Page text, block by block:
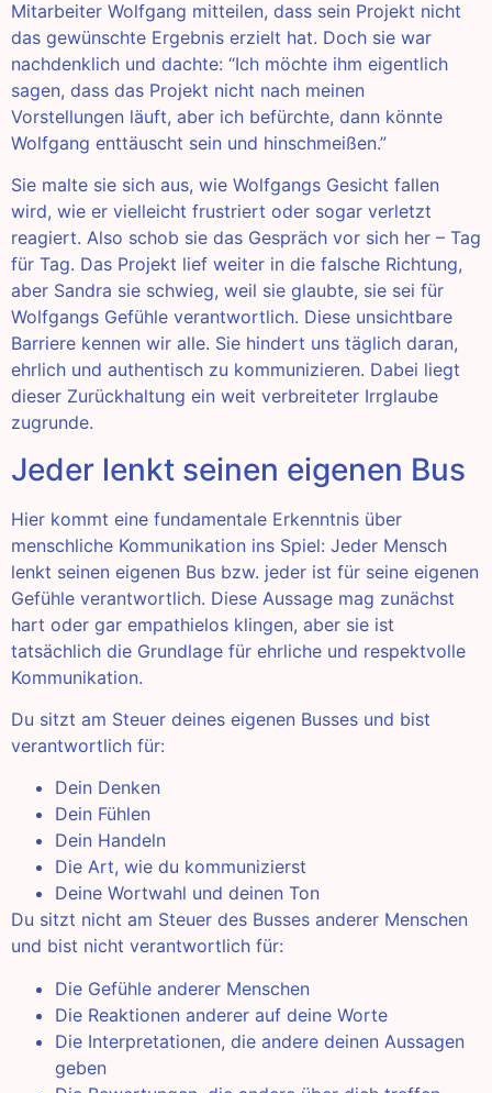
Mitarbeiter Wolfgang mitteilen, dass sein Projekt nicht
das gewünschte Ergebnis erzielt hat. Doch sie war
nachdenklich und dachte: “Ich möchte ihm eigentlich
sagen, dass das Projekt nicht nach meinen
Vorstellungen läuft, aber ich befürchte, dann könnte
Wolfgang enttäuscht sein und hinschmeißen.”
Sie malte sie sich aus, wie Wolfgangs Gesicht fallen
wird, wie er vielleicht frustriert oder sogar verletzt
reagiert. Also schob sie das Gespräch vor sich her – Tag
für Tag. Das Projekt lief weiter in die falsche Richtung,
aber Sandra sie schwieg, weil sie glaubte, sie sei für
Wolfgangs Gefühle verantwortlich. Diese unsichtbare
Barriere kennen wir alle. Sie hindert uns täglich daran,
ehrlich und authentisch zu kommunizieren. Dabei liegt
dieser Zurückhaltung ein weit verbreiteter Irrglaube
zugrunde.
Jeder lenkt seinen eigenen Bus
Hier kommt eine fundamentale Erkenntnis über
menschliche Kommunikation ins Spiel: Jeder Mensch
lenkt seinen eigenen Bus bzw. jeder ist für seine eigenen
Gefühle verantwortlich. Diese Aussage mag zunächst
hart oder gar empathielos klingen, aber sie ist
tatsächlich die Grundlage für ehrliche und respektvolle
Kommunikation.
Du sitzt am Steuer deines eigenen Busses und bist
verantwortlich für:
Dein Denken
Dein Fühlen
Dein Handeln
Die Art, wie du kommunizierst
Deine Wortwahl und deinen Ton
Du sitzt nicht am Steuer des Busses anderer Menschen
und bist nicht verantwortlich für:
Die Gefühle anderer Menschen
Die Reaktionen anderer auf deine Worte
Die Interpretationen, die andere deinen Aussagen
geben